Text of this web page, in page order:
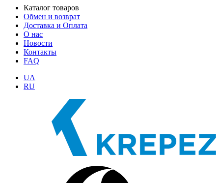
Каталог товаров
Обмен и возврат
Доставка и Оплата
О нас
Новости
Контакты
FAQ
UA
RU